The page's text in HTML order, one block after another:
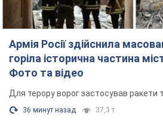
Армія Росії здійснила
горіла історична частина
Фото та відео
Для терору ворог застосував ракети
36 минут назад 37,3 т.